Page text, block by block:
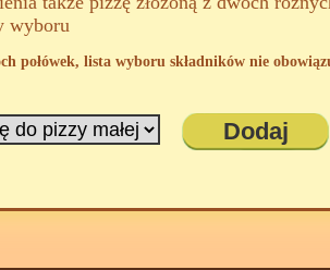
wyboru
połówek, lista wyboru składników nie
Dodaj